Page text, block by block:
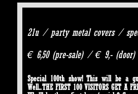
21u / party metal covers /
€ 6,50 (pre-sale) / € 9,- (door)
Special 100th show! This will be a
Well.. THE FIRST 100 VISITORS GET A